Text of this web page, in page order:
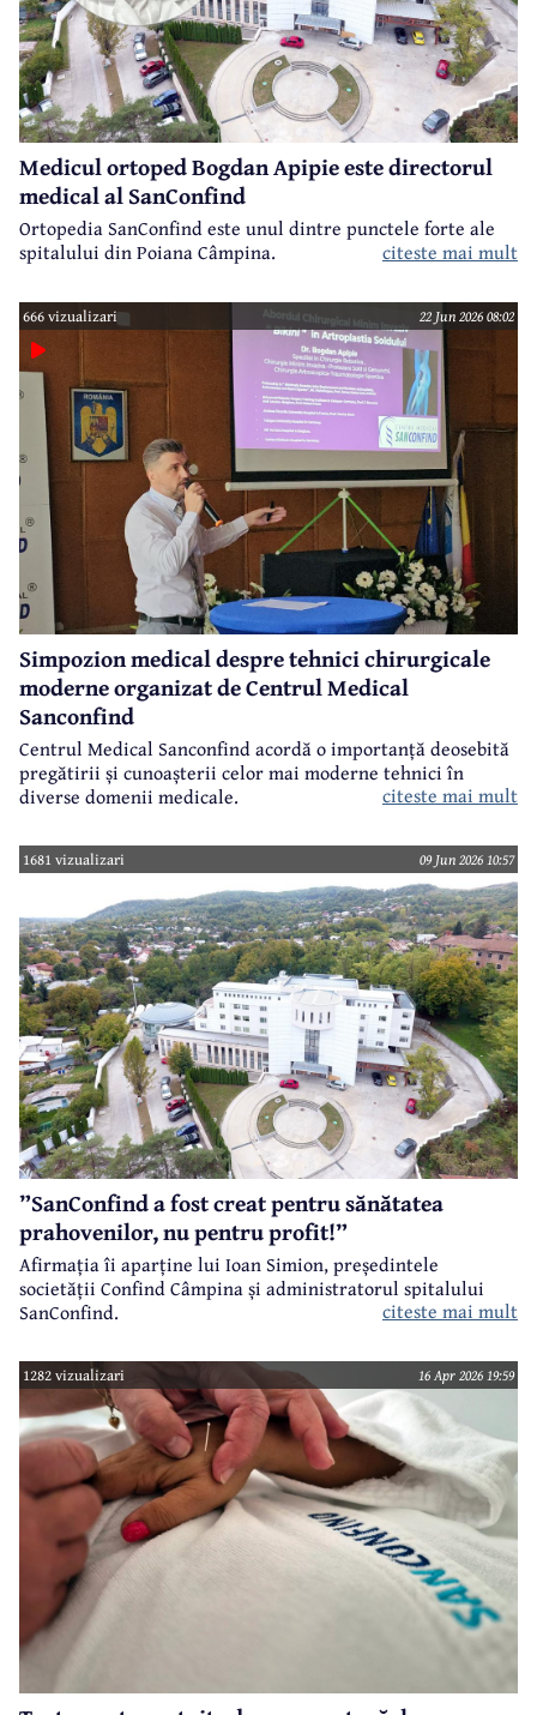
Medicul ortoped Bogdan Apipie este directorul
medical al SanConfind
Ortopedia SanConfind este unul dintre punctele forte ale
spitalului din Poiana Câmpina.
citeste mai mult
666 vizualizari 22 Jun 2026 08:02
Simpozion medical despre tehnici chirurgicale
moderne organizat de Centrul Medical
Sanconfind
Centrul Medical Sanconfind acordă o importanță deosebită
pregătirii și cunoașterii celor mai moderne tehnici în
diverse domenii medicale.
citeste mai mult
1681 vizualizari 09 Jun 2026 10:57
”SanConfind a fost creat pentru sănătatea
prahovenilor, nu pentru profit!”
Afirmația îi aparține lui Ioan Simion, președintele
societății Confind Câmpina și administratorul spitalului
SanConfind.
citeste mai mult
1282 vizualizari 16 Apr 2026 19:59